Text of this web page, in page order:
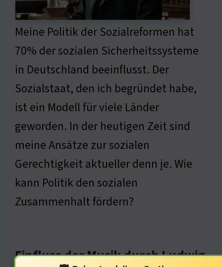
Meine Politik der Sozialreformen hat
70% der sozialen Sicherheitssysteme
in Deutschland beeinflusst. Der
Sozialstaat, den ich begründet habe,
ist ein Modell für viele Länder
geworden. In der heutigen Zeit sind
meine Ansätze zur sozialen
Gerechtigkeit aktueller denn je. Wie
kann Politik den sozialen
Zusammenhalt fördern?
Einfluss der Musik durch Ludwig